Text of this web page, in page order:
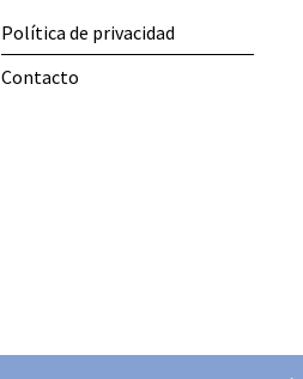
Política de privacidad
Contacto